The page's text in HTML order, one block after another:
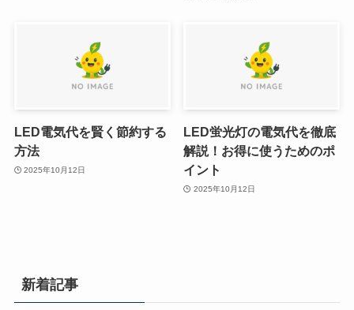
LED電気代を賢く節約する
方法
2025年10月12日
LED蛍光灯の電気代を徹底
解説！お得に使うためのポ
イント
2025年10月12日
新着記事